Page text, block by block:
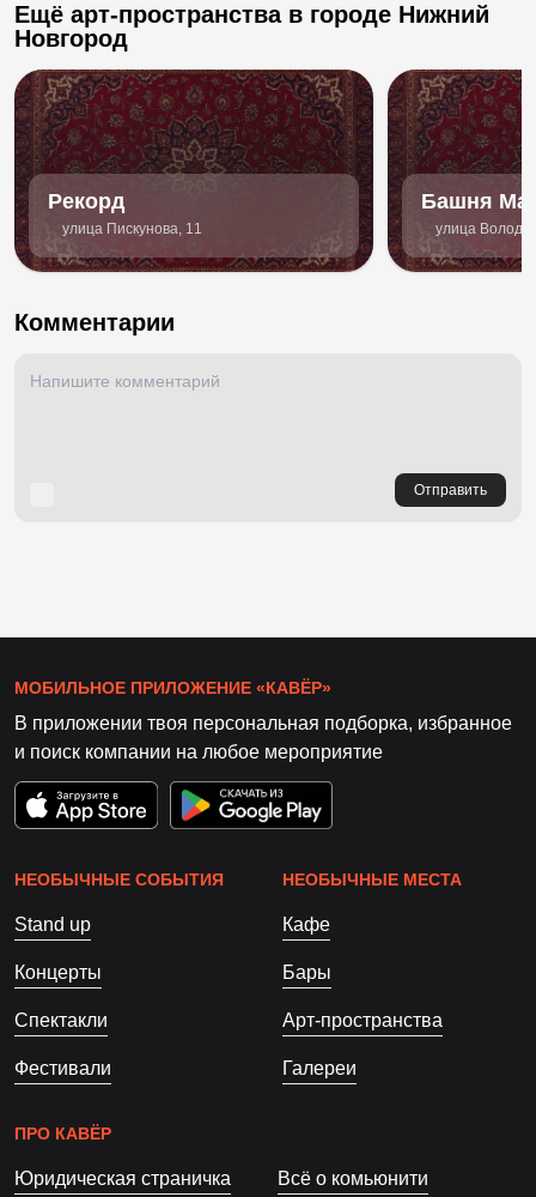
Ещё арт-пространства в городе Нижний
Новгород
Рекорд
улица Пискунова, 11
Башня
улица
Комментарии
Отправить
МОБИЛЬНОЕ ПРИЛОЖЕНИЕ «КАВЁР»
В приложении твоя персональная подборка, избранное
и поиск компании на любое мероприятие
НЕОБЫЧНЫЕ СОБЫТИЯ
Stand up
Концерты
Спектакли
Фестивали
НЕОБЫЧНЫЕ МЕСТА
Кафе
Бары
Арт-пространства
Галереи
ПРО КАВЁР
Юридическая страничка Всё о комьюнити